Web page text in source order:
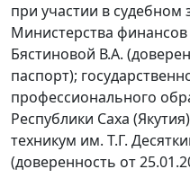
при участии в судебном
Министерства финансов
Бястиновой В.А.
паспорт);
профессионального
Республики Саха
техникум им. Т.Г.
(доверенность от